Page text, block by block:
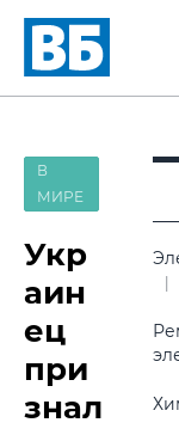
В
МИРЕ
Укр
аин
ец
при
знал